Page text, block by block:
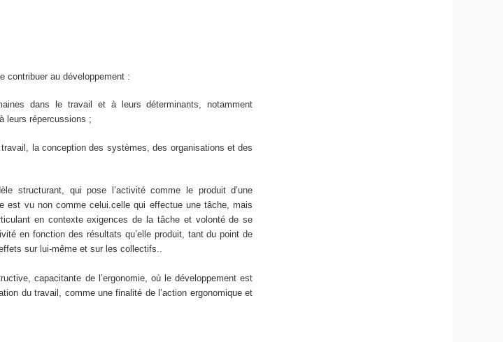
contribuer au développement :
dans le travail et à leurs déterminants, notamment
leurs répercussions ;
la conception des systèmes, des organisations et des
structurant, qui pose l’activité comme le produit d’une
est vu non comme celui.celle qui effectue une tâche, mais
en contexte exigences de la tâche et volonté de se
en fonction des résultats qu’elle produit, tant du point de
sur lui-même et sur les collectifs..
capacitante de l’ergonomie, où le développement est
du travail, comme une finalité de l’action ergonomique et